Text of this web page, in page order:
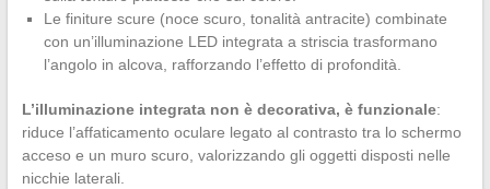
Le finiture scure (noce scuro, tonalità antracite) combinate
con un’illuminazione LED integrata a striscia trasformano
l’angolo in alcova, rafforzando l’effetto di profondità.
L’illuminazione integrata non è decorativa, è funzionale:
riduce l’affaticamento oculare legato al contrasto tra lo schermo
acceso e un muro scuro, valorizzando gli oggetti disposti nelle
nicchie laterali.